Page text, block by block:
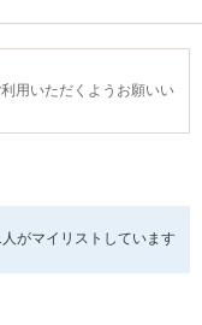
用いただくようお願いい
人がマイリストしています